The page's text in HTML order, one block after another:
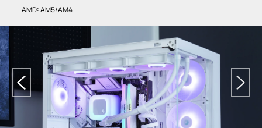
AMD: AM5/AM4